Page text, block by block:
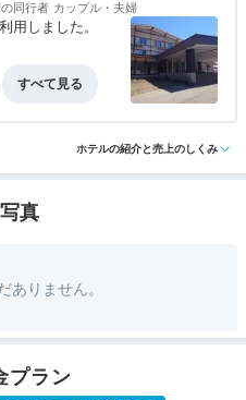
同行者 カップル・夫婦
用しました。
お値段です。
やすいです。
し 接客対応 3.0 風呂 4.0
ホテルの紹介と売上のしくみ
写真
プラン